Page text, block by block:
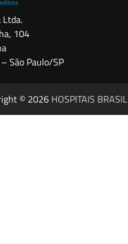
104
São Paulo/SP
© 2026 HOSPITAIS BRASIL